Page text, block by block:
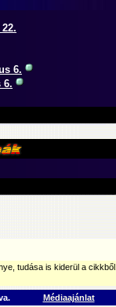
6.
6.
tudása is kiderül a cikkből.
Médiaajánlat